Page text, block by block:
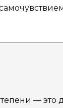
— это